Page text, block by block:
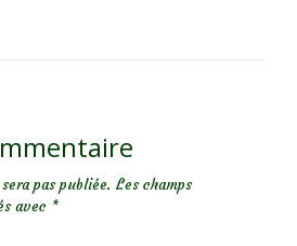
pas publiée. Les champs
avec *